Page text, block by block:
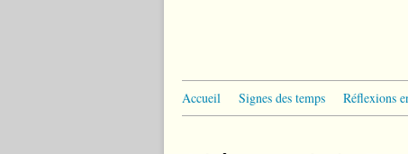
Accueil Signes des temps Réflexions